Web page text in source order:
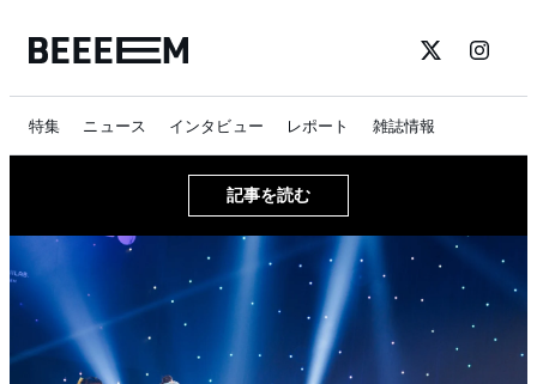
特集 ニュース インタビュー レポート 雑誌情報
記事を読む